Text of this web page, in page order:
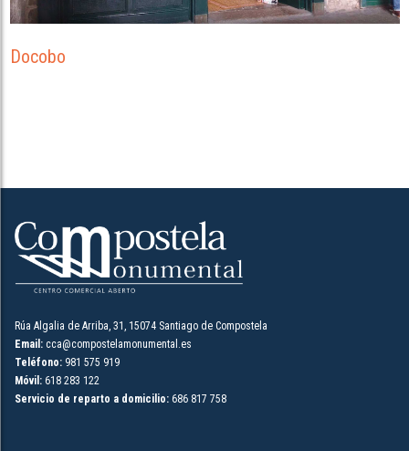
Docobo
Rúa Algalia de Arriba, 31, 15074 Santiago de Compostela
Email: cca@compostelamonumental.es
Teléfono: 981 575 919
Móvil: 618 283 122
Servicio de reparto a domicilio:686 817 758